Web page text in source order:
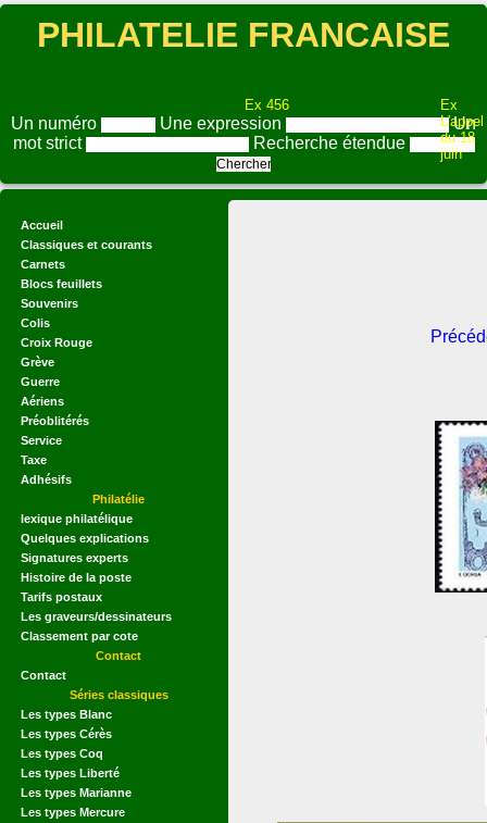
PHILATELIE FRANCAISE
Ex 456
Ex
L'appel
du 18
juin
Un numéro Une expression
Un
mot strict
Recherche étendue
Accueil
Classiques et courants
Carnets
Blocs feuillets
Souvenirs
Colis
Croix Rouge
Grève
Guerre
Aériens
Préoblitérés
Service
Taxe
Adhésifs
Philatélie
lexique philatélique
Quelques explications
Signatures experts
Histoire de la poste
Tarifs postaux
Les graveurs/dessinateurs
Classement par cote
Contact
Contact
Séries classiques
Les types Blanc
Les types Cérès
Les types Coq
Les types Liberté
Les types Marianne
Les types Mercure